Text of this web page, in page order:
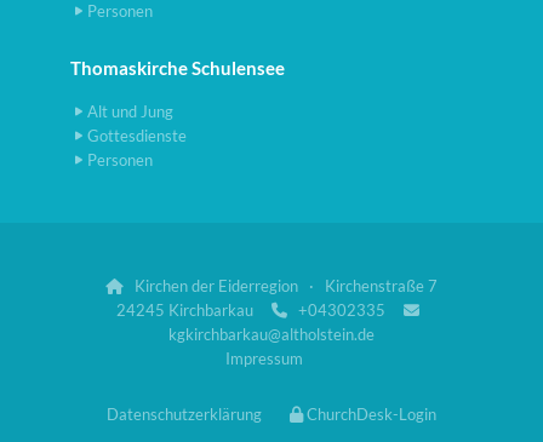
Personen
Thomaskirche Schulensee
Alt und Jung
Gottesdienste
Personen

Kirchen der Eiderregion · Kirchenstraße 7
24245 Kirchbarkau
 +04302335 
kgkirchbarkau@altholstein.de
Impressum
Datenschutzerklärung ChurchDesk-Login